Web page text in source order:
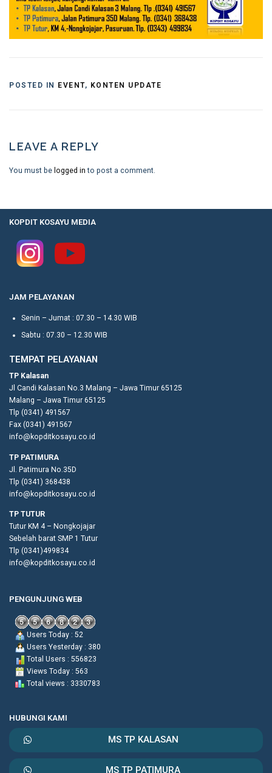
POSTED IN EVENT, KONTEN UPDATE
LEAVE A REPLY
You must be logged in to post a comment.
KOPDIT KOSAYU MEDIA
JAM PELAYANAN
Senin – Jumat : 07.30 – 14.30 WIB
Sabtu : 07.30 – 12.30 WIB
TEMPAT PELAYANAN
TP Kalasan
Jl Candi Kalasan No.3 Malang – Jawa Timur 65125
Malang – Jawa Timur 65125
Tlp (0341) 491567
Fax (0341) 491567
info@kopditkosayu.co.id
TP PATIMURA
Jl. Patimura No.35D
Tlp (0341) 368438
info@kopditkosayu.co.id
TP TUTUR
Tutur KM 4 – Nongkojajar
Sebelah barat SMP 1 Tutur
Tlp (0341)499834
info@kopditkosayu.co.id
PENGUNJUNG WEB
Users Today : 52
Users Yesterday : 380
Total Users : 556823
Views Today : 563
Total views : 3330783
HUBUNGI KAMI
MS TP KALASAN
MS TP PATIMURA